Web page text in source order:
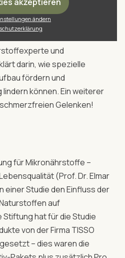
ändern
Dann empfehlen wir dir das
Alternative zu
und
darin, wie spezielle
fördern und
können. Ein weiterer
Gelenken!
für Mikronährstoffe –
(Prof. Dr. Elmar
einer Studie den Einfluss der
auf
hat für die Studie
von der Firma TISSO
– dies waren die